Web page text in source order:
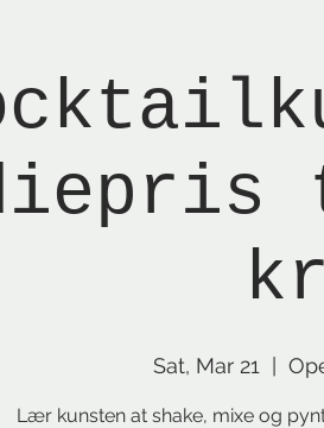
Sat, Mar 21
Lær kunsten at shake, mixe og